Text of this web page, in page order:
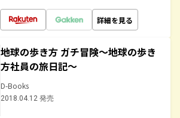
詳細を見る
地球の歩き方 ガチ冒険～地球の歩き
方社員の旅日記～
D-Books
2018.04.12 発売